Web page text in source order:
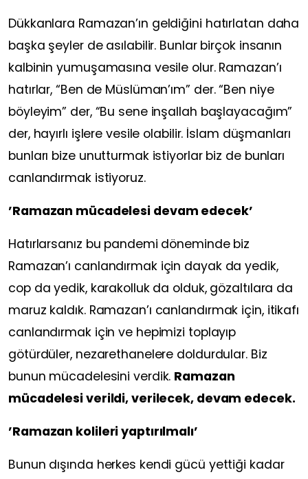
Dükkanlara Ramazan’ın geldiğini hatırlatan daha
başka şeyler de asılabilir. Bunlar birçok insanın
kalbinin yumuşamasına vesile olur. Ramazan’ı
hatırlar, “Ben de Müslüman’ım” der. “Ben niye
böyleyim” der, “Bu sene inşallah başlayacağım”
der, hayırlı işlere vesile olabilir. İslam düşmanları
bunları bize unutturmak istiyorlar biz de bunları
canlandırmak istiyoruz.
’Ramazan mücadelesi devam edecek’
Hatırlarsanız bu pandemi döneminde biz
Ramazan’ı canlandırmak için dayak da yedik,
cop da yedik, karakolluk da olduk, gözaltılara da
maruz kaldık. Ramazan’ı canlandırmak için, itikafı
canlandırmak için ve hepimizi toplayıp
götürdüler, nezarethanelere doldurdular. Biz
bunun mücadelesini verdik. Ramazan
mücadelesi verildi, verilecek, devam edecek.
’Ramazan kolileri yaptırılmalı’
Bunun dışında herkes kendi gücü yettiği kadar